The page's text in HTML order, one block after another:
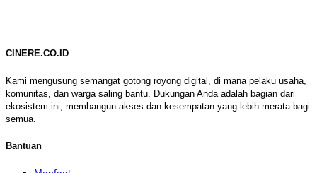
CINERE.CO.ID
Kami mengusung semangat gotong royong digital, di mana pelaku usaha,
komunitas, dan warga saling bantu. Dukungan Anda adalah bagian dari
ekosistem ini, membangun akses dan kesempatan yang lebih merata bagi
semua.
Bantuan